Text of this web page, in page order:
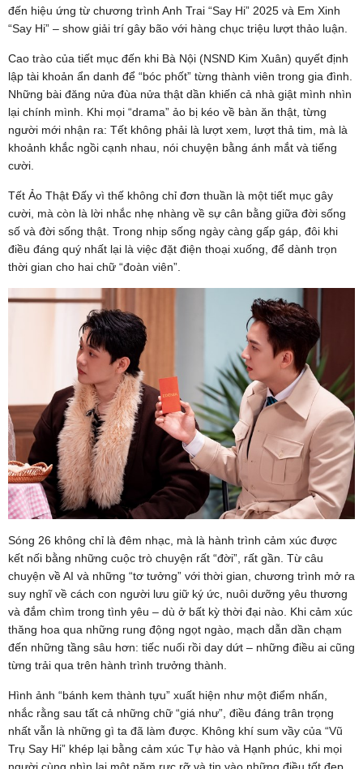
đến hiệu ứng từ chương trình Anh Trai “Say Hi” 2025 và Em Xinh
“Say Hi” – show giải trí gây bão với hàng chục triệu lượt thảo luận.
Cao trào của tiết mục đến khi Bà Nội (NSND Kim Xuân) quyết định
lập tài khoản ẩn danh để “bóc phốt” từng thành viên trong gia đình.
Những bài đăng nửa đùa nửa thật dần khiến cả nhà giật mình nhìn
lại chính mình. Khi mọi “drama” ảo bị kéo về bàn ăn thật, từng
người mới nhận ra: Tết không phải là lượt xem, lượt thả tim, mà là
khoảnh khắc ngồi cạnh nhau, nói chuyện bằng ánh mắt và tiếng
cười.
Tết Ảo Thật Đấy vì thế không chỉ đơn thuần là một tiết mục gây
cười, mà còn là lời nhắc nhẹ nhàng về sự cân bằng giữa đời sống
số và đời sống thật. Trong nhịp sống ngày càng gấp gáp, đôi khi
điều đáng quý nhất lại là việc đặt điện thoại xuống, để dành trọn
thời gian cho hai chữ “đoàn viên”.
Sóng 26 không chỉ là đêm nhạc, mà là hành trình cảm xúc được
kết nối bằng những cuộc trò chuyện rất “đời”, rất gần. Từ câu
chuyện về AI và những “tơ tưởng” với thời gian, chương trình mở ra
suy nghĩ về cách con người lưu giữ ký ức, nuôi dưỡng yêu thương
và đắm chìm trong tình yêu – dù ở bất kỳ thời đại nào. Khi cảm xúc
thăng hoa qua những rung động ngọt ngào, mạch dẫn dần chạm
đến những tầng sâu hơn: tiếc nuối rồi day dứt – những điều ai cũng
từng trải qua trên hành trình trưởng thành.
Hình ảnh “bánh kem thành tựu” xuất hiện như một điểm nhấn,
nhắc rằng sau tất cả những chữ “giá như”, điều đáng trân trọng
nhất vẫn là những gì ta đã làm được. Không khí sum vầy của “Vũ
Trụ Say Hi” khép lại bằng cảm xúc Tự hào và Hạnh phúc, khi mọi